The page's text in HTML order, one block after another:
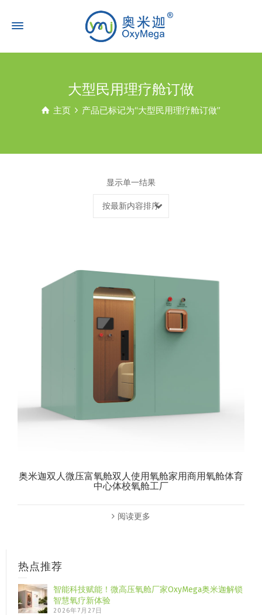
大型民用理疗舱订做
主页 产品已标记为“大型民用理疗舱订做”
显示单一结果
按最新内容排序
奥米迦双人微压富氧舱双人使用氧舱家用商用氧舱体育
中心体校氧舱工厂
阅读更多
热点推荐
智能科技赋能！微高压氧舱厂家OxyMega奥米迦解锁
智慧氧疗新体验
2026年7月27日